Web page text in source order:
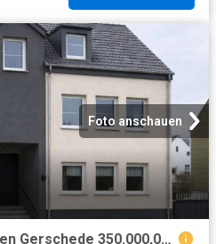
Foto anschauen
Haus zum Kaufen in Essen Gerschede 350.000,00 EUR 250 m²